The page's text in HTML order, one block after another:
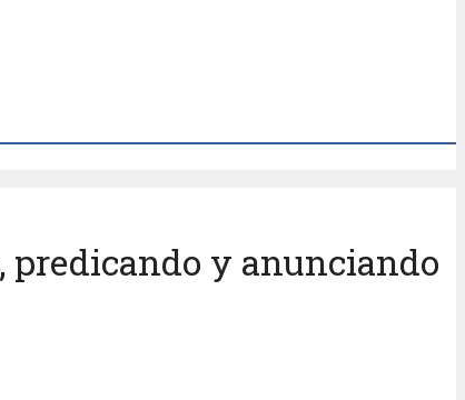
predicando y anunciando